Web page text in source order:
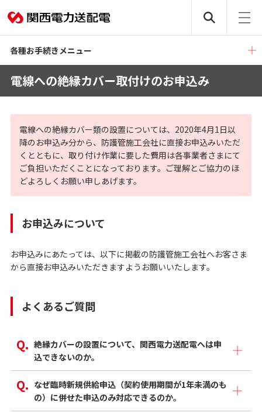
各種お手続きメニュー
電線への絶縁カバー取付けのお申込み
電線への絶縁カバー類の設置については、2020年4月1日以
降のお申込み分から、防護管施工会社に直接お申込みいただ
くとともに、取り付け作業に要した費用は各事業者さまにて
ご負担いただくことになっております。ご理解とご協力のほ
どよろしくお願い申しあげます。
お申込みについて
お申込みにあたっては、以下に掲載の防護管施工会社へお客さま
から直接お申込みいただきますようお願いいたします。
よくあるご質問
絶縁カバーの設置について、関西電力送配電へは申
込できないのか。
なぜ臨時新規供給申込（契約使用期間が1年未満のも
の）に併せた申込のみ対応できるのか。